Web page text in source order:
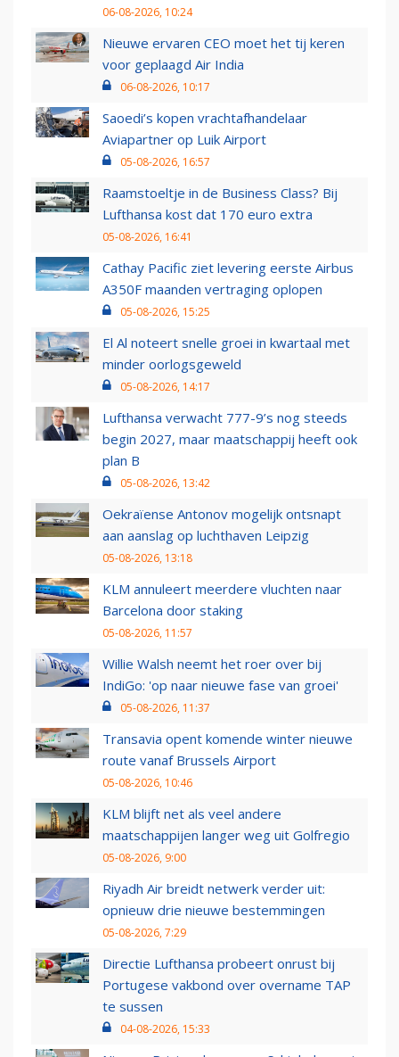
06-08-2026, 10:24
Nieuwe ervaren CEO moet het tij keren
voor geplaagd Air India
06-08-2026, 10:17
Saoedi’s kopen vrachtafhandelaar
Aviapartner op Luik Airport
05-08-2026, 16:57
Raamstoeltje in de Business Class? Bij
Lufthansa kost dat 170 euro extra
05-08-2026, 16:41
Cathay Pacific ziet levering eerste Airbus
A350F maanden vertraging oplopen
05-08-2026, 15:25
El Al noteert snelle groei in kwartaal met
minder oorlogsgeweld
05-08-2026, 14:17
Lufthansa verwacht 777-9’s nog steeds
begin 2027, maar maatschappij heeft ook
plan B
05-08-2026, 13:42
Oekraïense Antonov mogelijk ontsnapt
aan aanslag op luchthaven Leipzig
05-08-2026, 13:18
KLM annuleert meerdere vluchten naar
Barcelona door staking
05-08-2026, 11:57
Willie Walsh neemt het roer over bij
IndiGo: 'op naar nieuwe fase van groei'
05-08-2026, 11:37
Transavia opent komende winter nieuwe
route vanaf Brussels Airport
05-08-2026, 10:46
KLM blijft net als veel andere
maatschappijen langer weg uit Golfregio
05-08-2026, 9:00
Riyadh Air breidt netwerk verder uit:
opnieuw drie nieuwe bestemmingen
05-08-2026, 7:29
Directie Lufthansa probeert onrust bij
Portugese vakbond over overname TAP
te sussen
04-08-2026, 15:33